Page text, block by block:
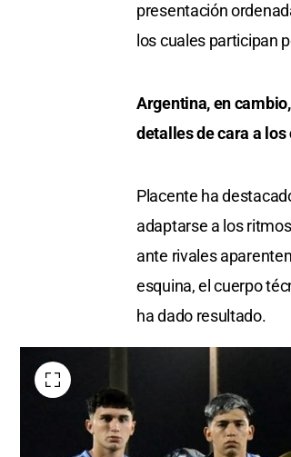
presentación
los cuales participan
Argentina, en
detalles de cara a
Placente ha
adaptarse a los
ante rivales
esquina, el cuerpo
ha dado resultado.